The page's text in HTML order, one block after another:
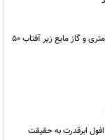
ریمـدان در آستانه بحران؛ ۳ هزار کامیون قفل، صف ۵۰ کیلومتری و گاز مایع زیر آفتاب ۵۰
ابرقدرت به حقیقت